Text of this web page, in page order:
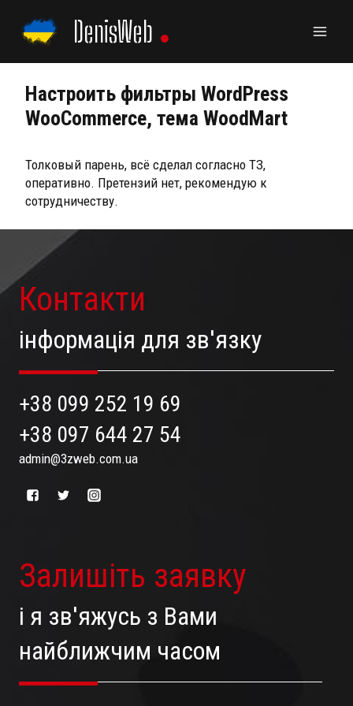
content
DenisWeb
Настроить фильтры WordPress
WooCommerce, тема WoodMart
Толковый парень, всё сделал согласно ТЗ,
оперативно. Претензий нет, рекомендую к
сотрудничеству.
Контакти
інформація для зв'язку
+38 099 252 19 69
+38 097 644 27 54
admin@3zweb.com.ua
Залишіть заявку
і я зв'яжусь з Вами
найближчим часом